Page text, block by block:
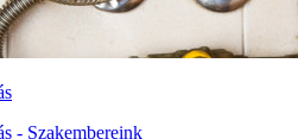
- Szakembereink